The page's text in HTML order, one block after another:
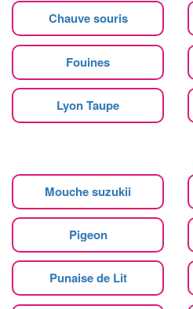
Chauve souris
Fouines
Lyon Taupe
Mouche suzukii
Pigeon
Punaise de Lit